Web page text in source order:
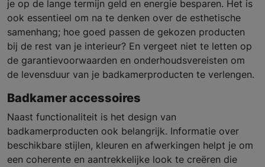
je op de lange termijn geld en energie besparen. Het is
ook essentieel om na te denken over de esthetische
samenhang; hoe goed passen de gekozen producten
bij de rest van je interieur? En vergeet niet te letten op
de garantievoorwaarden en onderhoudsvereisten om
de levensduur van je badkamerproducten te verlengen.
Badkamer accessoires
Naast functionaliteit is het design van
badkamerproducten ook belangrijk. Informatie over
beschikbare stijlen, kleuren en afwerkingen helpt je om
een coherente en aantrekkelijke look te creëren die